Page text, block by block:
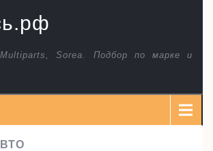
Multiparts, Sorea. Подбор по марке и